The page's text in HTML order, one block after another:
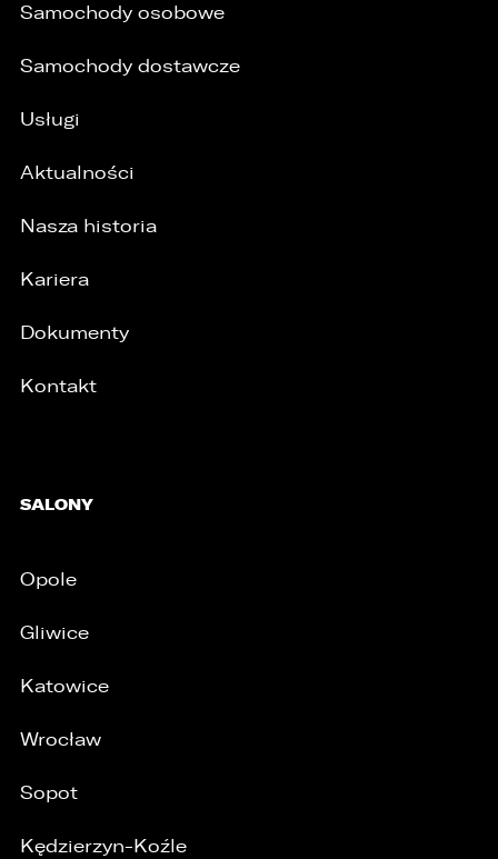
Samochody osobowe
Samochody dostawcze
Usługi
Aktualności
Nasza historia
Kariera
Dokumenty
Kontakt
SALONY
Opole
Gliwice
Katowice
Wrocław
Sopot
Kędzierzyn-Koźle